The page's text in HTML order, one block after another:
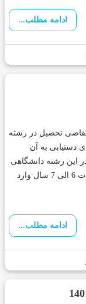
ادامه مطلب...
تحصیل در رشته
دستیابی به آن
این رشته دانشگاهی
بشوند، تحت عنوان دکتری پیوسته داروسازی به مدت 6 الی 7 سال وارد
ادامه مطلب...